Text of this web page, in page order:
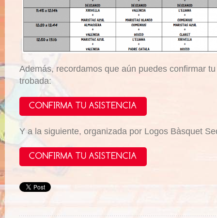
Además, recordamos que aún puedes confirmar
trobada:
Y a la siguiente, organizada por Logos Bàsquet